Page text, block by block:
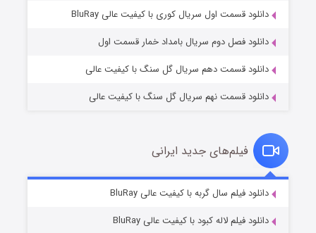
قسمت۲ (زیرنویس) منتشر شد
قسمت۷ (زیرنویس) منتشر شد
دانلود قسمت اول سریال کوری با کیفیت عالی BluRay
دانلود فصل دوم سریال بامداد خمار قسمت اول
دانلود قسمت دهم سریال گل سنگ با کیفیت عالی
دانلود قسمت نهم سریال گل سنگ با کیفیت عالی
فیلم‌های جدید ایرانی
دانلود فیلم سال گربه با کیفیت عالی BluRay
دانلود فیلم لاله کبود با کیفیت عالی BluRay